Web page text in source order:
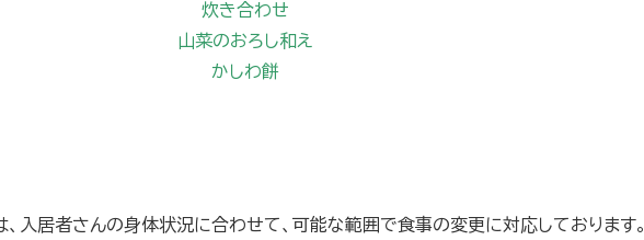
炊き合わせ
山菜のおろし和え
かしわ餅
、入居者さんの身体状況に合わせて、可能な範囲で食事の変更に対応しております。